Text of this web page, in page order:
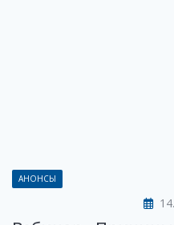
АНОНСЫ